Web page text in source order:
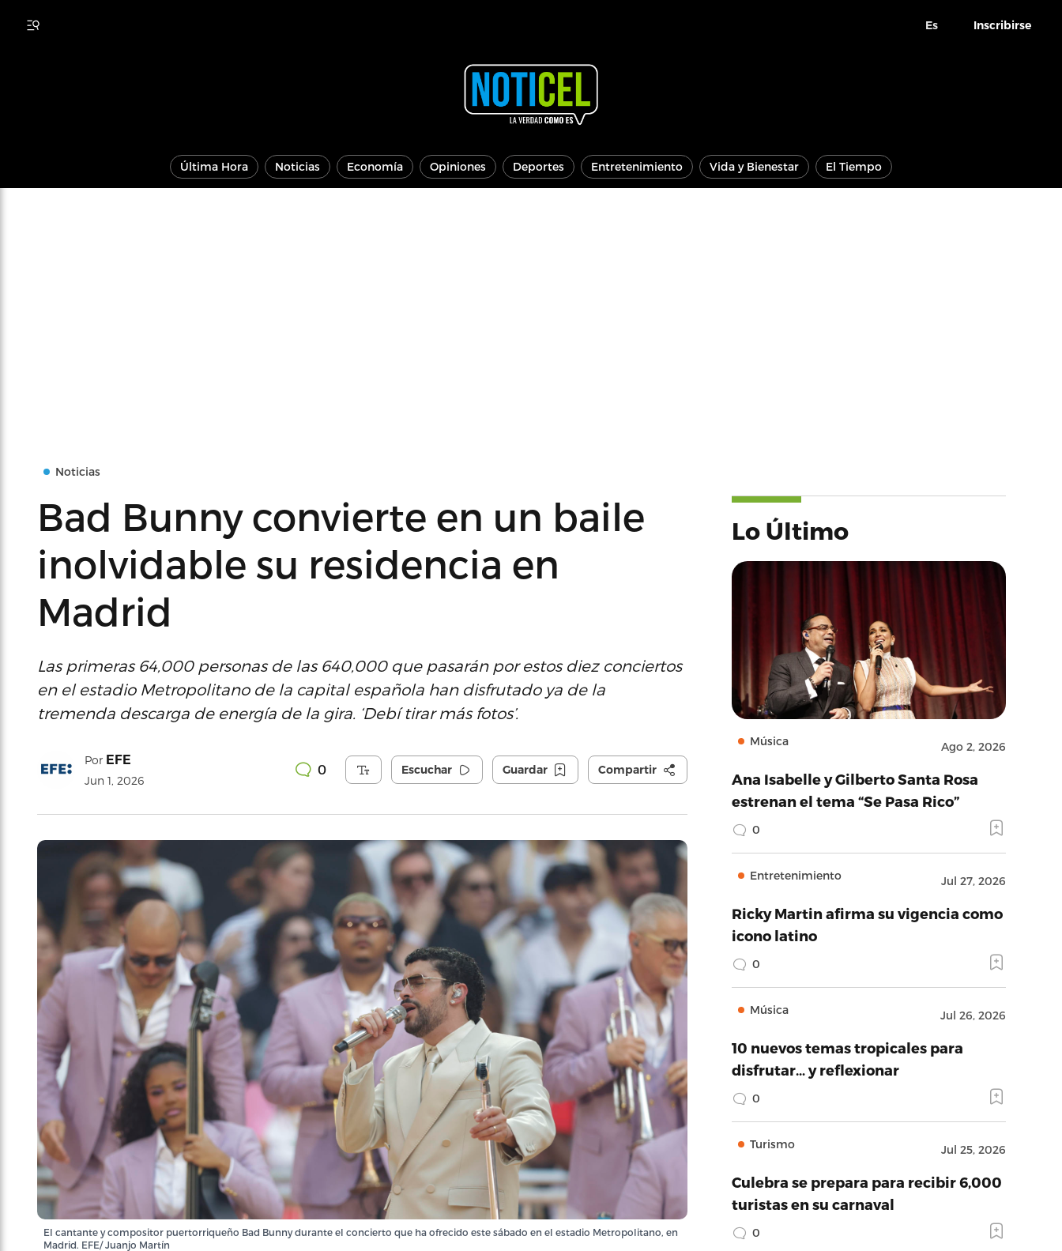
Es Inscribirse
Última Hora Noticias Economía Opiniones Deportes Entretenimiento Vida y Bienestar El Tiempo
Noticias
Bad Bunny convierte en un baile
inolvidable su residencia en
Madrid
Las primeras 64,000 personas de las 640,000 que pasarán por estos diez conciertos
en el estadio Metropolitano de la capital española han disfrutado ya de la
tremenda descarga de energía de la gira. ‘Debí tirar más fotos’.
Por EFE
Jun 1, 2026
0 Escuchar Guardar Compartir
El cantante y compositor puertorriqueño Bad Bunny durante el concierto que ha ofrecido este sábado en el estadio Metropolitano, en
Madrid. EFE/ Juanjo Martín
Lo Último
Música Ago 2, 2026
Ana Isabelle y Gilberto Santa Rosa
estrenan el tema “Se Pasa Rico”
0
Entretenimiento Jul 27, 2026
Ricky Martin afirma su vigencia como
icono latino
0
Música Jul 26, 2026
10 nuevos temas tropicales para
disfrutar… y reflexionar
0
Turismo Jul 25, 2026
Culebra se prepara para recibir 6,000
turistas en su carnaval
0